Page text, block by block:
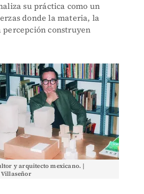
su práctica como un
donde la materia, la
percepción construyen
y arquitecto mexicano. |
Villaseñor